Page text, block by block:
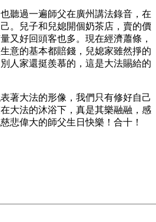
聽過一遍師父在廣州講法錄音，在
。兒子和兒媳開個奶茶店，賣的價
又好回頭客也多。現在經濟蕭條，
意的基本都賠錢，兒媳家雖然掙的
人家還挺羨慕的，這是大法賜給的
著大法的形像，我們只有修好自己
大法的沐浴下，真是其樂融融，感
悲偉大的師父生日快樂！合十！